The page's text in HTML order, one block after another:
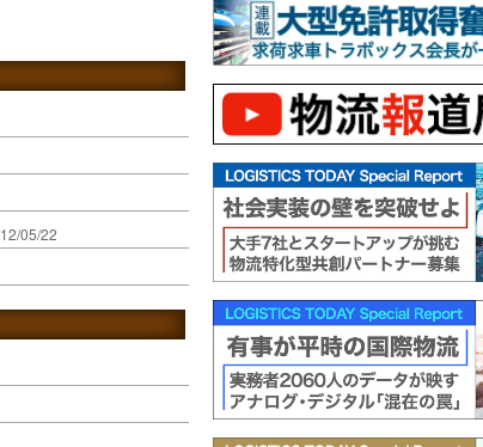
12/05/22